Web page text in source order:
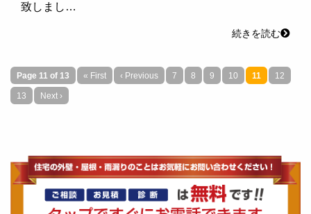
致しまし…
続きを読む
Page 11 of 13 « First ‹ Previous 7 8 9 10 11 12
13 Next ›